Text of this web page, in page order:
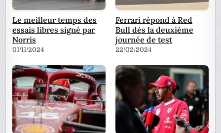
Le meilleur temps des
essais libres signé par
Norris
01/11/2024
Ferrari répond à Red
Bull dès la deuxième
journée de test
22/02/2024